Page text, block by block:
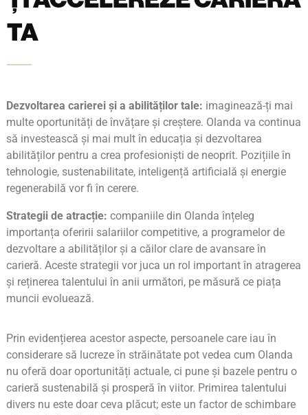
TA
Dezvoltarea carierei și a abilităților tale: imaginează-ți mai
multe oportunități de învățare și creștere. Olanda va continua
să investească și mai mult în educația și dezvoltarea
abilităților pentru a crea profesioniști de neoprit. Pozițiile în
tehnologie, sustenabilitate, inteligență artificială și energie
regenerabilă vor fi în cerere.
Strategii de atracție: companiile din Olanda înțeleg
importanța oferirii salariilor competitive, a programelor de
dezvoltare a abilităților și a căilor clare de avansare în
carieră. Aceste strategii vor juca un rol important în atragerea
și reținerea talentului în anii următori, pe măsură ce piața
muncii evoluează.
Prin evidențierea acestor aspecte, persoanele care iau în
considerare să lucreze în străinătate pot vedea cum Olanda
nu oferă doar oportunități actuale, ci pune și bazele pentru o
carieră sustenabilă și prosperă în viitor. Primirea talentului
divers nu este doar ceva plăcut; este un factor de schimbare